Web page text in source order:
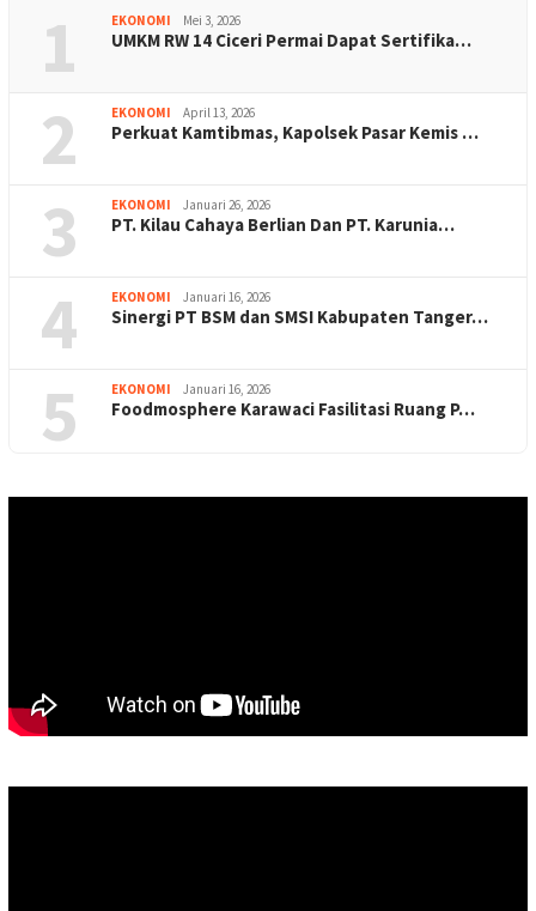
1 EKONOMI Mei 3, 2026
UMKM RW 14 Ciceri Permai Dapat Sertifika…
2 EKONOMI April 13, 2026
Perkuat Kamtibmas, Kapolsek Pasar Kemis …
3 EKONOMI Januari 26, 2026
PT. Kilau Cahaya Berlian Dan PT. Karunia…
4 EKONOMI Januari 16, 2026
Sinergi PT BSM dan SMSI Kabupaten Tanger…
5 EKONOMI Januari 16, 2026
Foodmosphere Karawaci Fasilitasi Ruang P…